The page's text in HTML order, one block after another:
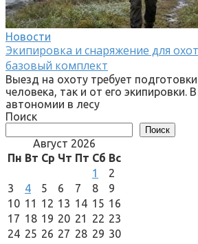
Новости
Экипировка и снаряжение для
базовый комплект
Выезд на охоту требует
человека, так и от его экипировки.
автономии в лесу
Поиск
Поиск
Август 2026
Пн Вт Ср Чт Пт Сб Вс
1
2
3
4 5 6 7 8
9
10 11 12 13 14 15 16
17 18 19 20 21 22 23
24 25 26 27 28 29 30